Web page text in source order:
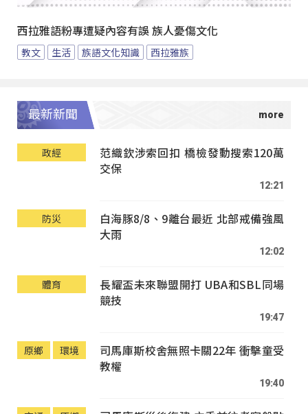
西拉雅語粉專遭疑內容有誤 族人憂傷文化
教文 生活 族語文化知識 西拉雅族
最新新聞
政經
范織欽涉索回扣 橋檢發動搜索120萬
交保
12:21
防災
白海豚8/8、9離台最近 北部戒備強風
大雨
12:02
體育
長耀盃未來聯盟開打 UBA和SBL同場
競技
19:47
原鄉 環境
司馬庫斯校舍無照卡關22年 衝擊童受
教權
19:40